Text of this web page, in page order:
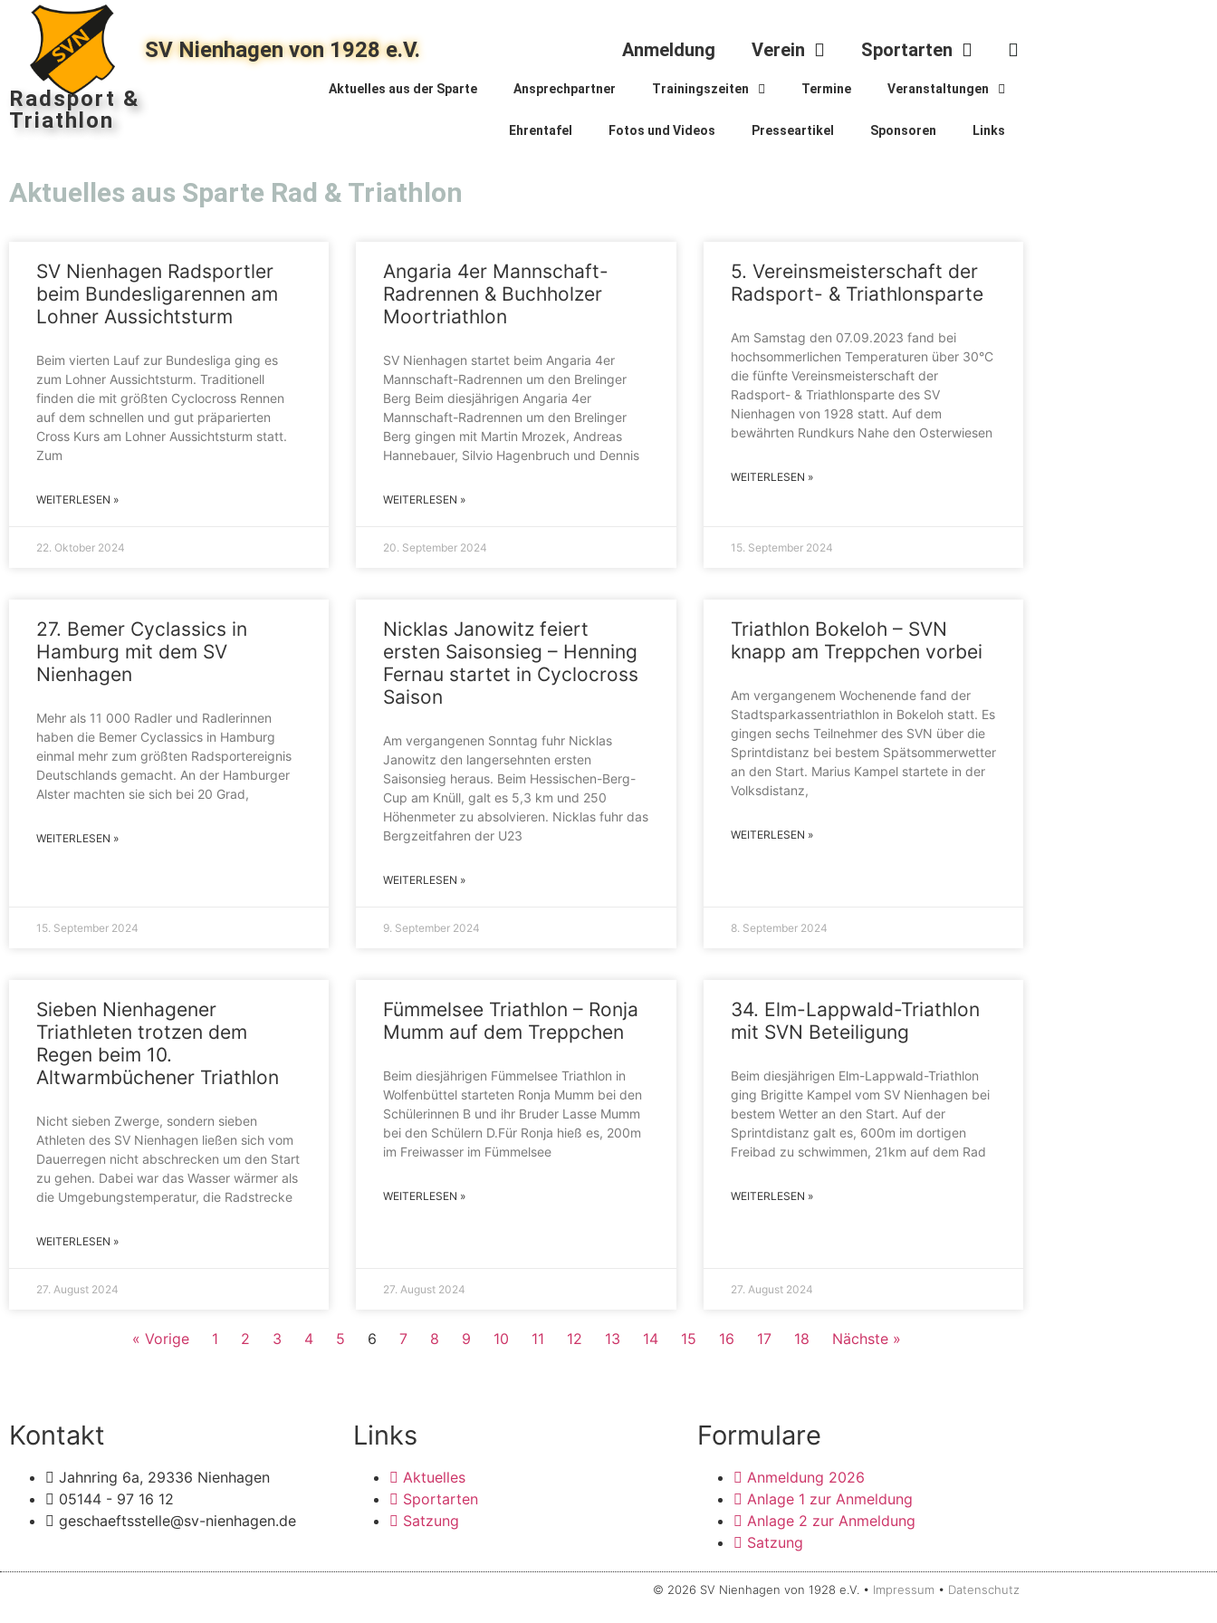
SV Nienhagen von 1928 e.V. Anmeldung Verein Sportarten
Radsport &
Triathlon
Aktuelles aus der Sparte Ansprechpartner Trainingszeiten Termine Veranstaltungen
Ehrentafel Fotos und Videos Presseartikel Sponsoren Links
Aktuelles aus Sparte Rad & Triathlon
SV Nienhagen Radsportler
beim Bundesligarennen am
Lohner Aussichtsturm
Beim vierten Lauf zur Bundesliga ging es
zum Lohner Aussichtsturm. Traditionell
finden die mit größten Cyclocross Rennen
auf dem schnellen und gut präparierten
Cross Kurs am Lohner Aussichtsturm statt.
Zum
WEITERLESEN »
22. Oktober 2024
Angaria 4er Mannschaft-
Radrennen & Buchholzer
Moortriathlon
SV Nienhagen startet beim Angaria 4er
Mannschaft-Radrennen um den Brelinger
Berg Beim diesjährigen Angaria 4er
Mannschaft-Radrennen um den Brelinger
Berg gingen mit Martin Mrozek, Andreas
Hannebauer, Silvio Hagenbruch und Dennis
WEITERLESEN »
20. September 2024
5. Vereinsmeisterschaft der
Radsport- & Triathlonsparte
Am Samstag den 07.09.2023 fand bei
hochsommerlichen Temperaturen über 30°C
die fünfte Vereinsmeisterschaft der
Radsport- & Triathlonsparte des SV
Nienhagen von 1928 statt. Auf dem
bewährten Rundkurs Nahe den Osterwiesen
WEITERLESEN »
15. September 2024
27. Bemer Cyclassics in
Hamburg mit dem SV
Nienhagen
Mehr als 11 000 Radler und Radlerinnen
haben die Bemer Cyclassics in Hamburg
einmal mehr zum größten Radsportereignis
Deutschlands gemacht. An der Hamburger
Alster machten sie sich bei 20 Grad,
WEITERLESEN »
15. September 2024
Nicklas Janowitz feiert
ersten Saisonsieg – Henning
Fernau startet in Cyclocross
Saison
Am vergangenen Sonntag fuhr Nicklas
Janowitz den langersehnten ersten
Saisonsieg heraus. Beim Hessischen-Berg-
Cup am Knüll, galt es 5,3 km und 250
Höhenmeter zu absolvieren. Nicklas fuhr das
Bergzeitfahren der U23
WEITERLESEN »
9. September 2024
Triathlon Bokeloh – SVN
knapp am Treppchen vorbei
Am vergangenem Wochenende fand der
Stadtsparkassentriathlon in Bokeloh statt. Es
gingen sechs Teilnehmer des SVN über die
Sprintdistanz bei bestem Spätsommerwetter
an den Start. Marius Kampel startete in der
Volksdistanz,
WEITERLESEN »
8. September 2024
Sieben Nienhagener
Triathleten trotzen dem
Regen beim 10.
Altwarmbüchener Triathlon
Nicht sieben Zwerge, sondern sieben
Athleten des SV Nienhagen ließen sich vom
Dauerregen nicht abschrecken um den Start
zu gehen. Dabei war das Wasser wärmer als
die Umgebungstemperatur, die Radstrecke
WEITERLESEN »
27. August 2024
Fümmelsee Triathlon – Ronja
Mumm auf dem Treppchen
Beim diesjährigen Fümmelsee Triathlon in
Wolfenbüttel starteten Ronja Mumm bei den
Schülerinnen B und ihr Bruder Lasse Mumm
bei den Schülern D.Für Ronja hieß es, 200m
im Freiwasser im Fümmelsee
WEITERLESEN »
27. August 2024
34. Elm-Lappwald-Triathlon
mit SVN Beteiligung
Beim diesjährigen Elm-Lappwald-Triathlon
ging Brigitte Kampel vom SV Nienhagen bei
bestem Wetter an den Start. Auf der
Sprintdistanz galt es, 600m im dortigen
Freibad zu schwimmen, 21km auf dem Rad
WEITERLESEN »
27. August 2024
« Vorige 1 2 3 4 5 6 7 8 9 10 11 12 13 14 15 16 17 18 Nächste »
Kontakt
Jahnring 6a, 29336 Nienhagen
05144 - 97 16 12
geschaeftsstelle@sv-nienhagen.de
Links
Aktuelles
Sportarten
Satzung
Formulare
Anmeldung 2026
Anlage 1 zur Anmeldung
Anlage 2 zur Anmeldung
Satzung
© 2026 SV Nienhagen von 1928 e.V. • Impressum • Datenschutz